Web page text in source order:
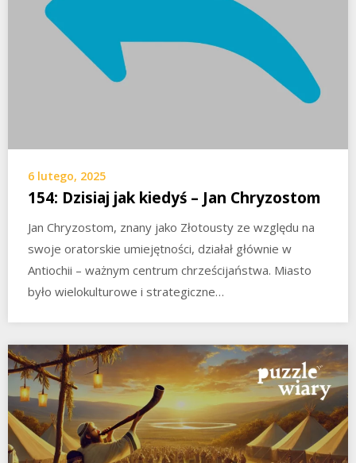
6 lutego, 2025
154: Dzisiaj jak kiedyś – Jan Chryzostom
Jan Chryzostom, znany jako Złotousty ze względu na
swoje oratorskie umiejętności, działał głównie w
Antiochii – ważnym centrum chrześcijaństwa. Miasto
było wielokulturowe i strategiczne…